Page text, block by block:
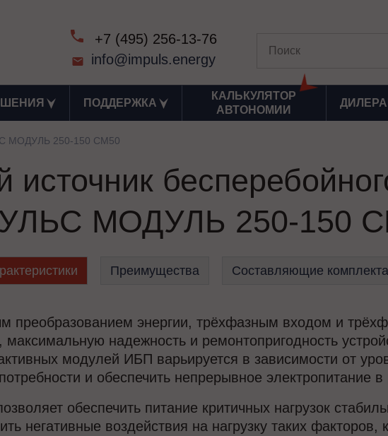
+7 (495) 256-13-76
info@impuls.energy
ПОДДЕРЖКА
КАЛЬКУЛЯТОР
АВТОНОМИИ
МОДУЛЬ 250-150 СМ50
МОДУЛЬ 250-150
Преимущества Составляющие комплекта
преобразованием энергии, трёхфазным входом и
надежность и ремонтопригодность
модулей ИБП варьируется в зависимости от
и обеспечить непрерывное электропитание
обеспечить питание критичных нагрузок
негативные воздействия на нагрузку таких факторов,